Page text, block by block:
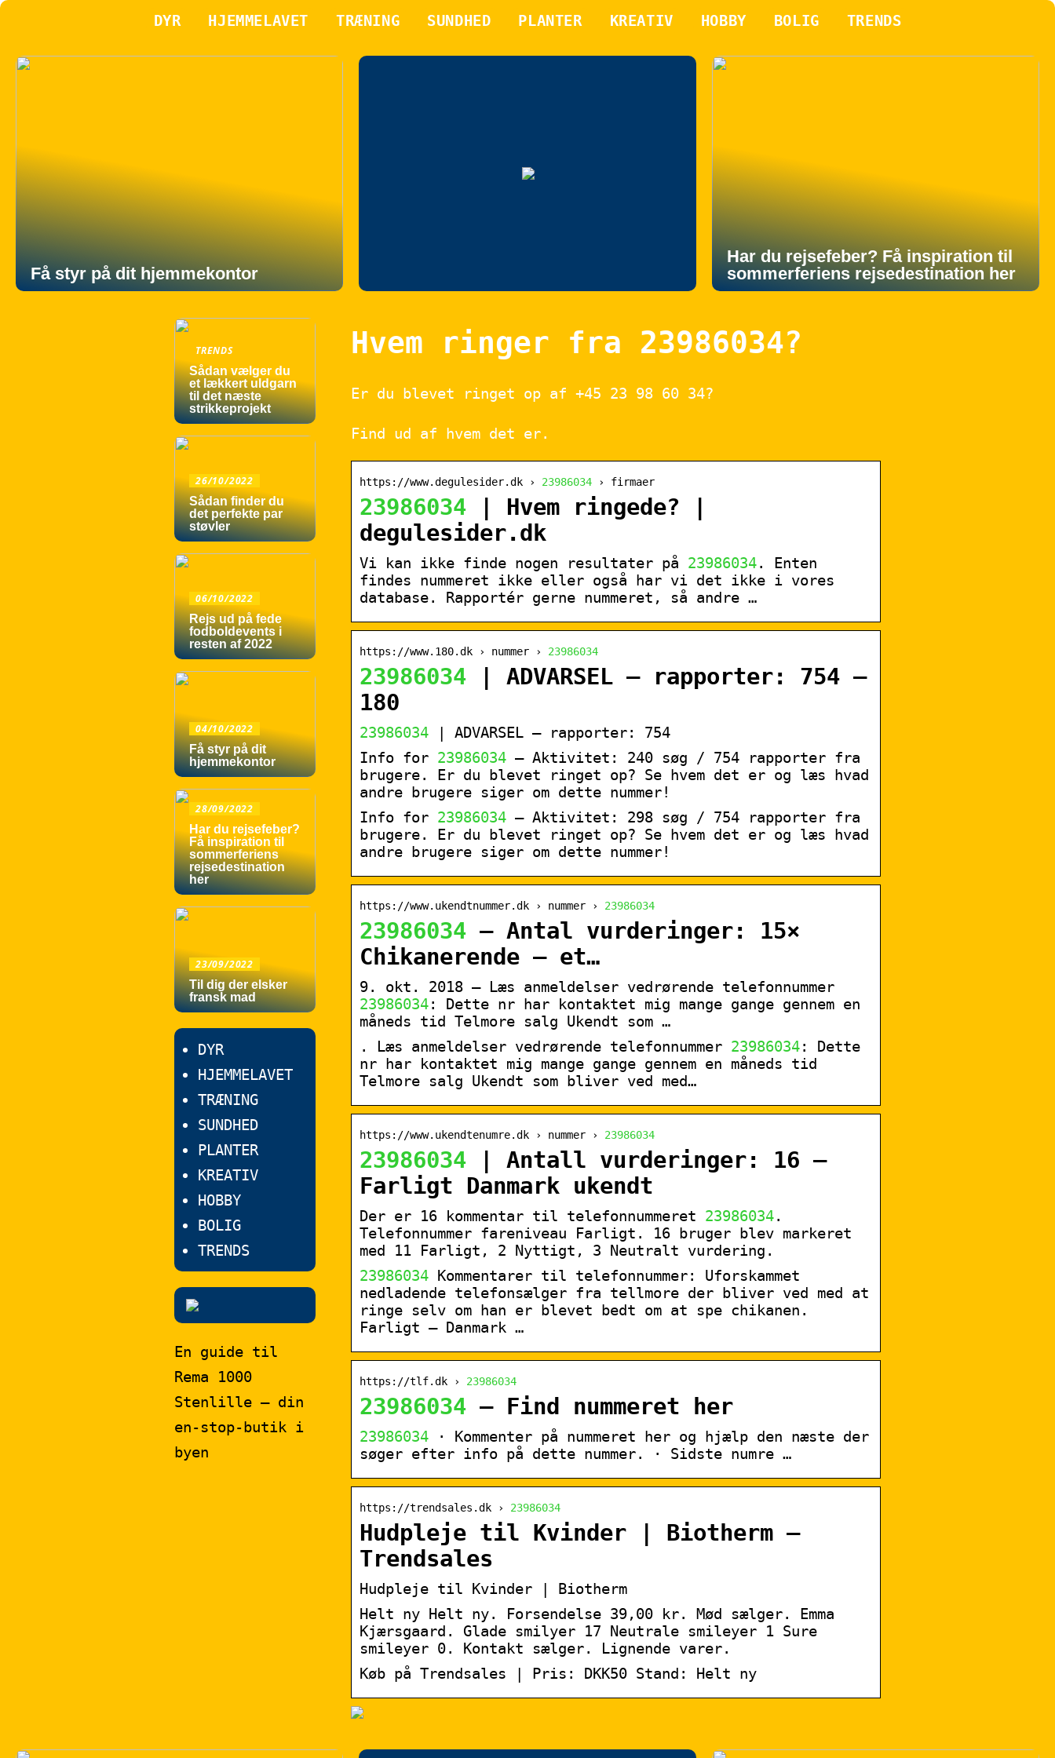
DYR HJEMMELAVET TRÆNING SUNDHED PLANTER KREATIV HOBBY BOLIG TRENDS
Få styr på dit hjemmekontor
Har du rejsefeber? Få inspiration til
sommerferiens rejsedestination her
Hvem ringer fra 23986034?
Er du blevet ringet op af +45 23 98 60 34?
Find ud af hvem det er.
https://www.degulesider.dk › 23986034 › firmaer
23986034 | Hvem ringede? |
degulesider.dk
Vi kan ikke finde nogen resultater på 23986034. Enten
findes nummeret ikke eller også har vi det ikke i vores
database. Rapportér gerne nummeret, så andre …
https://www.180.dk › nummer › 23986034
23986034 | ADVARSEL – rapporter: 754 –
180
23986034 | ADVARSEL – rapporter: 754
Info for 23986034 – Aktivitet: 240 søg / 754 rapporter fra
brugere. Er du blevet ringet op? Se hvem det er og læs hvad
andre brugere siger om dette nummer!
Info for 23986034 – Aktivitet: 298 søg / 754 rapporter fra
brugere. Er du blevet ringet op? Se hvem det er og læs hvad
andre brugere siger om dette nummer!
https://www.ukendtnummer.dk › nummer › 23986034
23986034 – Antal vurderinger: 15×
Chikanerende – et…
9. okt. 2018 — Læs anmeldelser vedrørende telefonnummer
23986034: Dette nr har kontaktet mig mange gange gennem en
måneds tid Telmore salg Ukendt som …
. Læs anmeldelser vedrørende telefonnummer 23986034: Dette
nr har kontaktet mig mange gange gennem en måneds tid
Telmore salg Ukendt som bliver ved med…
https://www.ukendtenumre.dk › nummer › 23986034
23986034 | Antall vurderinger: 16 –
Farligt Danmark ukendt
Der er 16 kommentar til telefonnummeret 23986034.
Telefonnummer fareniveau Farligt. 16 bruger blev markeret
med 11 Farligt, 2 Nyttigt, 3 Neutralt vurdering.
23986034 Kommentarer til telefonnummer: Uforskammet
nedladende telefonsælger fra tellmore der bliver ved med at
ringe selv om han er blevet bedt om at spe chikanen.
Farligt – Danmark …
https://tlf.dk › 23986034
23986034 – Find nummeret her
23986034 · Kommenter på nummeret her og hjælp den næste der
søger efter info på dette nummer. · Sidste numre …
https://trendsales.dk › 23986034
Hudpleje til Kvinder | Biotherm –
Trendsales
Hudpleje til Kvinder | Biotherm
Helt ny Helt ny. Forsendelse 39,00 kr. Mød sælger. Emma
Kjærsgaard. Glade smilyer 17 Neutrale smileyer 1 Sure
smileyer 0. Kontakt sælger. Lignende varer.
Køb på Trendsales | Pris: DKK50 Stand: Helt ny
TRENDS
Sådan vælger du
et lækkert uldgarn
til det næste
strikkeprojekt
26/10/2022
Sådan finder du
det perfekte par
støvler
06/10/2022
Rejs ud på fede
fodboldevents i
resten af 2022
04/10/2022
Få styr på dit
hjemmekontor
28/09/2022
Har du rejsefeber?
Få inspiration til
sommerferiens
rejsedestination
her
23/09/2022
Til dig der elsker
fransk mad
DYR
HJEMMELAVET
TRÆNING
SUNDHED
PLANTER
KREATIV
HOBBY
BOLIG
TRENDS
En guide til
Rema 1000
Stenlille – din
en-stop-butik i
byen